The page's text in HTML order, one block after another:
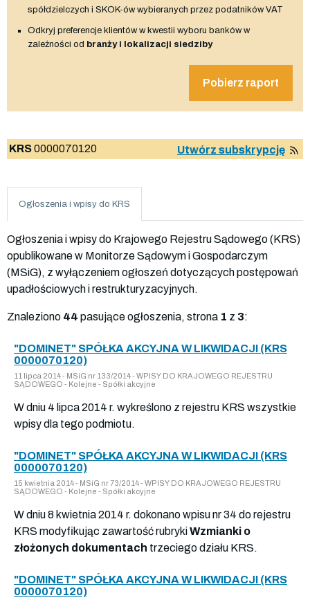
spółdzielczych i SKOK-ów wybieranych przez podatników VAT
Odkryj preferencje klientów w kwestii wyboru banków w
zależności od branży i lokalizacji siedziby
Pobierz raport
KRS0000070120 Utwórz subskrypcję
Ogłoszenia i wpisy do KRS
Ogłoszenia i wpisy do Krajowego Rejestru Sądowego (KRS)
opublikowane w Monitorze Sądowym i Gospodarczym
(MSiG), z wyłączeniem ogłoszeń dotyczących postępowań
upadłościowych i restrukturyzacyjnych.
Znaleziono 44 pasujące ogłoszenia, strona 1 z 3:
"DOMINET" SPÓŁKA AKCYJNA W LIKWIDACJI (KRS
0000070120)
11 lipca 2014 - MSiG nr 133/2014 - WPISY DO KRAJOWEGO REJESTRU
SĄDOWEGO - Kolejne - Spółki akcyjne
W dniu 4 lipca 2014 r. wykreślono z rejestru KRS wszystkie
wpisy dla tego podmiotu.
"DOMINET" SPÓŁKA AKCYJNA W LIKWIDACJI (KRS
0000070120)
15 kwietnia 2014 - MSiG nr 73/2014 - WPISY DO KRAJOWEGO REJESTRU
SĄDOWEGO - Kolejne - Spółki akcyjne
W dniu 8 kwietnia 2014 r. dokonano wpisu nr 34 do rejestru
KRS modyfikując zawartość rubrykiWzmianki o
złożonych dokumentach trzeciego działu KRS.
"DOMINET" SPÓŁKA AKCYJNA W LIKWIDACJI (KRS
0000070120)